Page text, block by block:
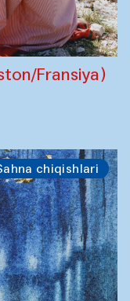
Fransiya)
chiqishlari